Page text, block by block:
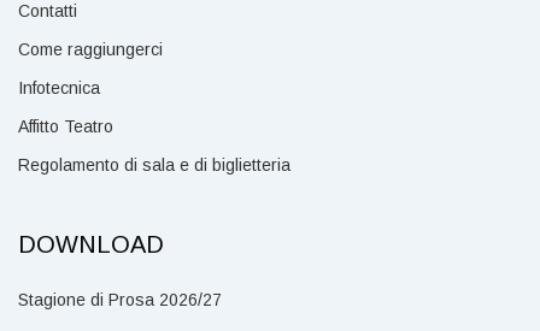
Contatti
Come raggiungerci
Infotecnica
Affitto Teatro
Regolamento di sala e di biglietteria
DOWNLOAD
Stagione di Prosa 2026/27